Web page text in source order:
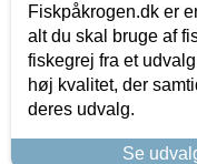
Fiskpåkrogen.dk er
alt du skal bruge af
fiskegrej fra et
høj kvalitet, der
deres udvalg.
Se